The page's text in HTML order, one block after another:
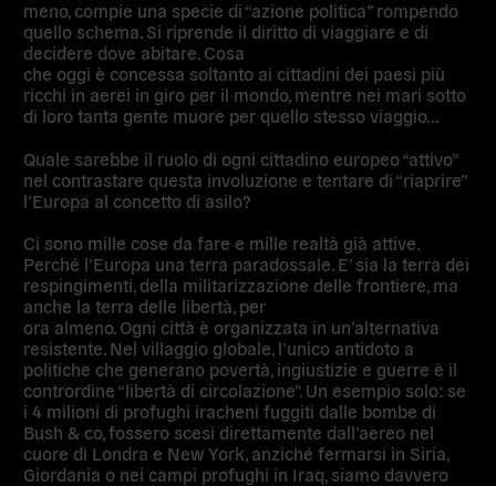
meno, compie una specie di “azione politica” rompendo
quello schema. Si riprende il diritto di viaggiare e di
decidere dove abitare. Cosa
che oggi è concessa soltanto ai cittadini dei paesi più
ricchi in aerei in giro per il mondo, mentre nei mari sotto
di loro tanta gente muore per quello stesso viaggio…
Quale sarebbe il ruolo di ogni cittadino europeo “attivo”
nel contrastare questa involuzione e tentare di “riaprire”
l’Europa al concetto di asilo?
Ci sono mille cose da fare e mille realtà già attive.
Perché l’Europa una terra paradossale. E’ sia la terra dei
respingimenti, della militarizzazione delle frontiere, ma
anche la terra delle libertà, per
ora almeno. Ogni città è organizzata in un’alternativa
resistente. Nel villaggio globale, l’unico antidoto a
politiche che generano povertà, ingiustizie e guerre è il
contrordine “libertà di circolazione”. Un esempio solo: se
i 4 milioni di profughi iracheni fuggiti dalle bombe di
Bush & co, fossero scesi direttamente dall’aereo nel
cuore di Londra e New York, anziché fermarsi in Siria,
Giordania o nei campi profughi in Iraq, siamo davvero